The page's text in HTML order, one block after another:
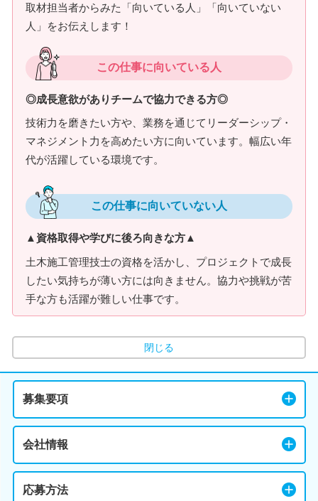
取材担当者からみた「向いている人」「向いていない
人」をお伝えします！
この仕事に向いている人
◎成長意欲がありチームで協力できる方◎
技術力を磨きたい方や、業務を通じてリーダーシップ・
マネジメント力を高めたい方に向いています。幅広い年
代が活躍している環境です。
この仕事に向いていない人
▲資格取得や学びに後ろ向きな方▲
土木施工管理技士の資格を活かし、プロジェクトで成長
したい気持ちが薄い方には向きません。協力や挑戦が苦
手な方も活躍が難しい仕事です。
閉じる
募集要項
会社情報
応募方法